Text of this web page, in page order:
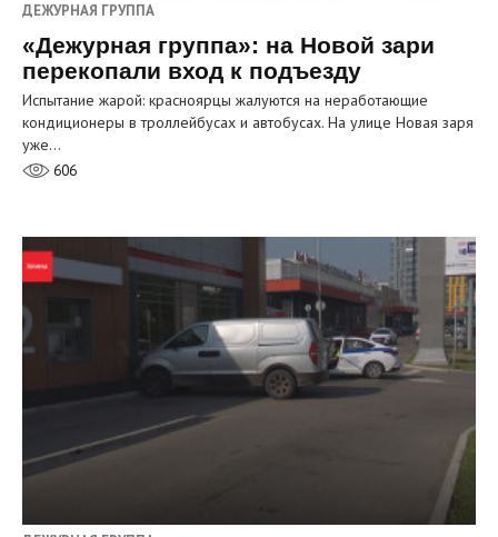
ДЕЖУРНАЯ ГРУППА
«Дежурная группа»: на Новой зари
перекопали вход к подъезду
Испытание жарой: красноярцы жалуются на неработающие
кондиционеры в троллейбусах и автобусах. На улице Новая заря
уже…
606